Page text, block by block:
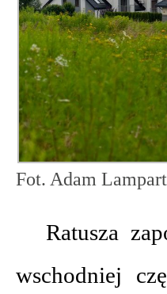
Fot. Adam
Ratusza
wschodniej